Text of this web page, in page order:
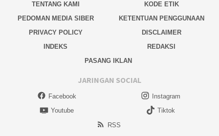
TENTANG KAMI
KODE ETIK
PEDOMAN MEDIA SIBER
KETENTUAN PENGGUNAAN
PRIVACY POLICY
DISCLAIMER
INDEKS
REDAKSI
PASANG IKLAN
JARINGAN SOCIAL
Facebook
Instagram
Youtube
Tiktok
RSS